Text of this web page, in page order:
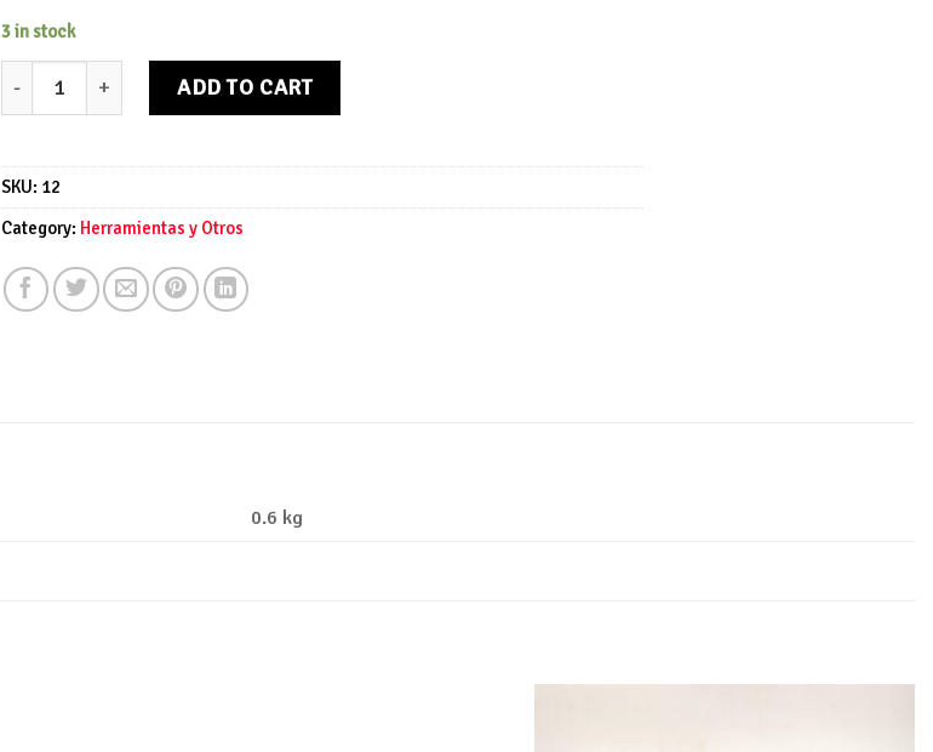
3 in stock
Cencerro quantity ADD TO CART
SKU: 12
Category: Herramientas y Otros
0.6 kg